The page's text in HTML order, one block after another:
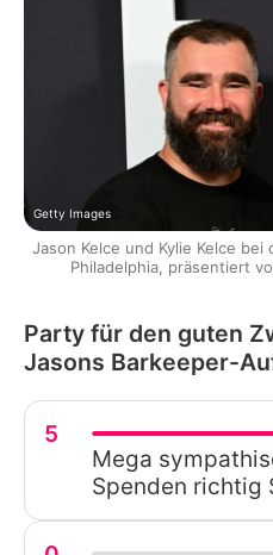
Getty Images
Jason Kelce und Kylie Kelce
Philadelphia, präsentiert
Party für den guten
Jasons Barkeeper-
5
Mega
Spenden richtig